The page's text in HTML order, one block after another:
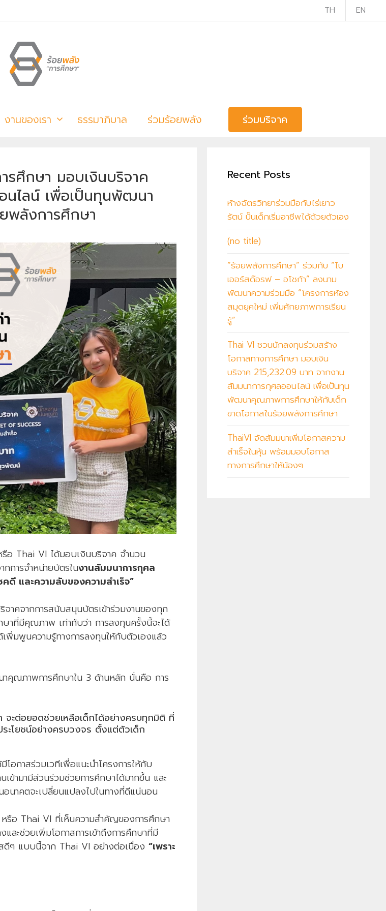
TH EN
งานของเรา ธรรมาภิบาล ร่วมร้อยพลัง ร่วมบริจาค
รศึกษา มอบเงินบริจาค
นไลน์ เพื่อเป็นทุนพัฒนา
พลังการศึกษา
อ Thai VI ได้มอบเงินบริจาค จำนวน
การจำหน่ายบัตรในงานสัมมนาการกุศล
คดี และความลับของความสำเร็จ”
คจากการสนับสนุนบัตรเข้าร่วมงานของทุก
ษาที่มีคุณภาพ เท่ากับว่า การลงทุนครั้งนี้จะได้
พิ่มพูนความรู้ทางการลงทุนให้กับตัวเองแล้ว
าคุณภาพการศึกษาใน 3 ด้านหลัก นั่นคือ การ
จะต่อยอดช่วยเหลือเด็กได้อย่างครบทุกมิติ ที่
ระโยชน์อย่างครบวงจร ตั้งแต่ตัวเด็ก
กาสร่วมเวทีเพื่อแนะนำโครงการให้กับ
ข้ามามีส่วนร่วมช่วยการศึกษาได้มากขึ้น และ
นาคตจะเปลี่ยนแปลงไปในทางที่ดีแน่นอน
อ Thai VI ที่เห็นความสำคัญของการศึกษา
ละช่วยเพิ่มโอกาสการเข้าถึงการศึกษาที่มี
ดีๆ แบบนี้จาก Thai VI อย่างต่อเนื่อง “เพราะ
Recent Posts
ห้างฉัตรวิทยาร่วมมือกับไร่เยาว
รัตน์ ปั้นเด็กเริ่มอาชีพได้ด้วยตัวเอง
(no title)
“ร้อยพลังการศึกษา” ร่วมกับ “ไบ
เออร์สด๊อรฟ – อโชก้า” ลงนาม
พัฒนาความร่วมมือ “โครงการห้อง
สมุดยุคใหม่ เพิ่มศักยภาพการเรียน
รู้”
Thai VI ชวนนักลงทุนร่วมสร้าง
โอกาสทางการศึกษา มอบเงิน
บริจาค 215,232.09 บาท จากงาน
สัมมนาการกุศลออนไลน์ เพื่อเป็นทุน
พัฒนาคุณภาพการศึกษาให้กับเด็ก
ขาดโอกาสในร้อยพลังการศึกษา
ThaiVI จัดสัมมนาเพิ่มโอกาสความ
สำเร็จในหุ้น พร้อมมอบโอกาส
ทางการศึกษาให้น้องๆ